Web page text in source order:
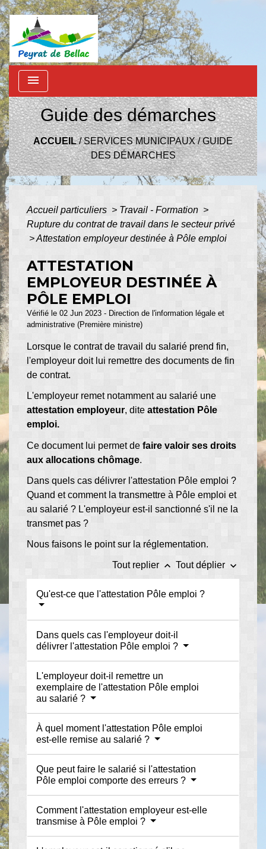
menu
Guide des démarches
ACCUEIL/SERVICES MUNICIPAUX/GUIDE
DES DÉMARCHES
Accueil particuliers > Travail - Formation >
Rupture du contrat de travail dans le secteur privé
>Attestation employeur destinée à Pôle emploi
ATTESTATION
EMPLOYEUR DESTINÉE À
PÔLE EMPLOI
Vérifié le 02 Jun 2023 - Direction de l'information légale et
administrative (Première ministre)
Lorsque le contrat de travail du salarié prend fin,
l'employeur doit lui remettre des documents de fin
de contrat.
L'employeur remet notamment au salarié une
attestation employeur, dite attestation Pôle
emploi.
Ce document lui permet de faire valoir ses droits
aux allocations chômage.
Dans quels cas délivrer l'attestation Pôle emploi ?
Quand et comment la transmettre à Pôle emploi et
au salarié ? L'employeur est-il sanctionné s'il ne la
transmet pas ?
Nous faisons le point sur la réglementation.
Tout replier keyboard_arrow_up Tout déplier keyboard_arrow_down
Qu'est-ce que l'attestation Pôle emploi ?
Dans quels cas l'employeur doit-il
délivrer l'attestation Pôle emploi ?
L'employeur doit-il remettre un
exemplaire de l'attestation Pôle emploi
au salarié ?
À quel moment l'attestation Pôle emploi
est-elle remise au salarié ?
Que peut faire le salarié si l'attestation
Pôle emploi comporte des erreurs ?
Comment l'attestation employeur est-elle
transmise à Pôle emploi ?